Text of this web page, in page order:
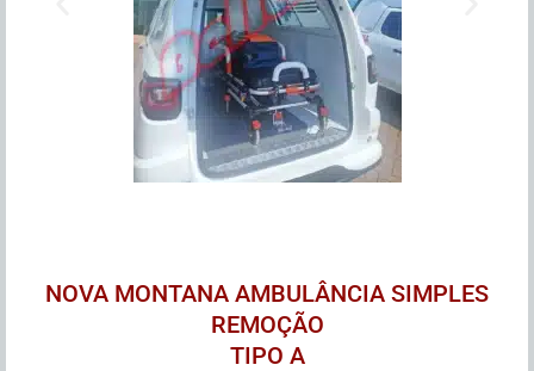
NOVA MONTANA AMBULÂNCIA SIMPLES
REMOÇÃO
TIPO A